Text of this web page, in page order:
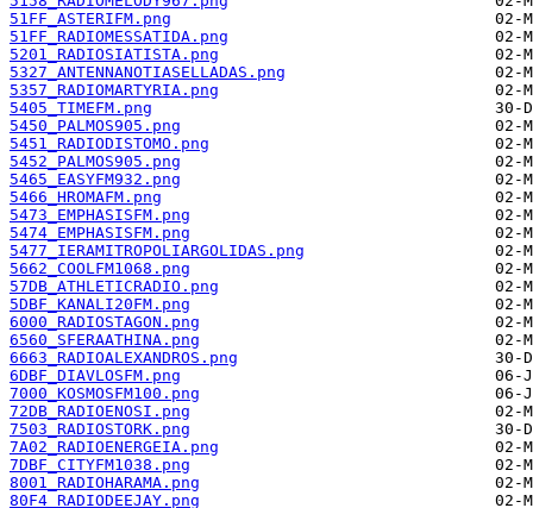
51FF_ASTERIFM.png
51FF_RADIOMESSATIDA.png
5201_RADIOSIATISTA.png
5327_ANTENNANOTIASELLADAS.png
5357_RADIOMARTYRIA.png
5405_TIMEFM.png
5450_PALMOS905.png
5451_RADIODISTOMO.png
5452_PALMOS905.png
5465_EASYFM932.png
5466_HROMAFM.png
5473_EMPHASISFM.png
5474_EMPHASISFM.png
5477_IERAMITROPOLIARGOLIDAS.png
5662_COOLFM1068.png
57DB_ATHLETICRADIO.png
5DBF_KANALI20FM.png
6000_RADIOSTAGON.png
6560_SFERAATHINA.png
6663_RADIOALEXANDROS.png
6DBF_DIAVLOSFM.png
7000_KOSMOSFM100.png
72DB_RADIOENOSI.png
7503_RADIOSTORK.png
7A02_RADIOENERGEIA.png
7DBF_CITYFM1038.png
8001_RADIOHARAMA.png
80F4_RADIODEEJAY.png